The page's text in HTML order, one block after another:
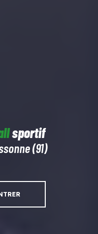
sportif
(91)